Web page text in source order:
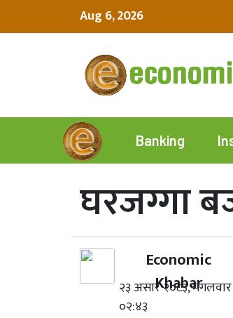
Aug 6, 2026
Banking
घरजग्गा
Economic
Khabar
२३ असार २०८३, मंगलवार
०२:४३